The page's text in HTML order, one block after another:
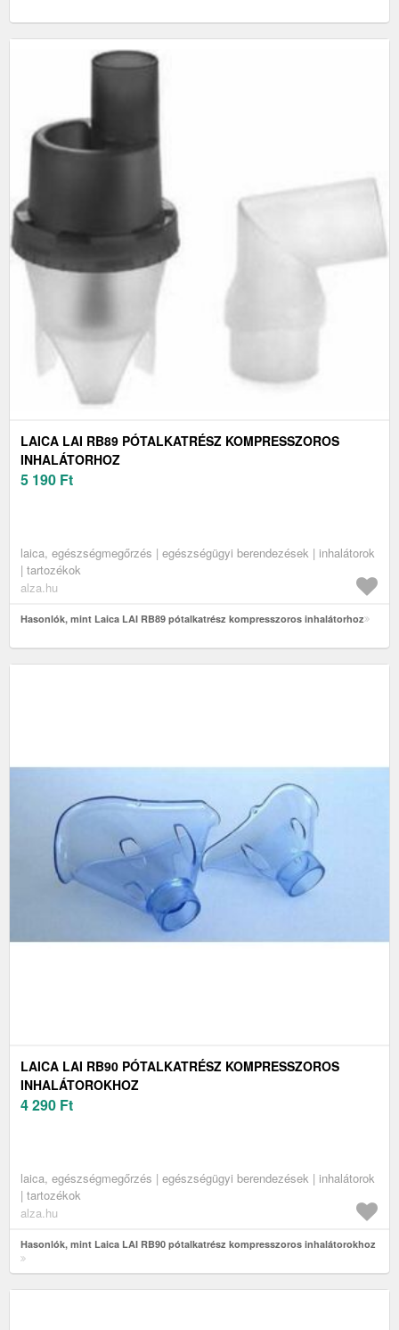
LAICA LAI RB89 PÓTALKATRÉSZ KOMPRESSZOROS
INHALÁTORHOZ
5 190 Ft
laica, egészségmegőrzés | egészségügyi berendezések | inhalátorok
| tartozékok
alza.hu
Hasonlók, mint Laica LAI RB89 pótalkatrész kompresszoros inhalátorhoz
LAICA LAI RB90 PÓTALKATRÉSZ KOMPRESSZOROS
INHALÁTOROKHOZ
4 290 Ft
laica, egészségmegőrzés | egészségügyi berendezések | inhalátorok
| tartozékok
alza.hu
Hasonlók, mint Laica LAI RB90 pótalkatrész kompresszoros inhalátorokhoz